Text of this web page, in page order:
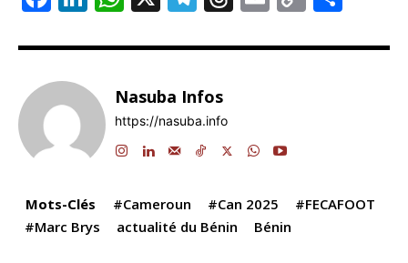
c
e
b
o
k
k
e
dI
n
at
s
A
p
e
gr
a
m
e
s
ai p ta
Nasuba Infos
https://nasuba.info
Mots-Clés #Cameroun #Can 2025
#FECAFOOT
#Marc Brys
actualité du Bénin Bénin